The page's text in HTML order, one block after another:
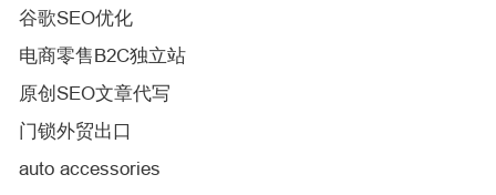
谷歌SEO优化
电商零售B2C独立站
原创SEO文章代写
门锁外贸出口
auto accessories